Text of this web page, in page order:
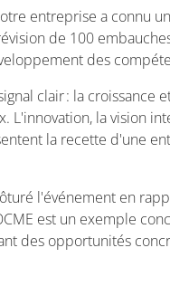
entreprise a connu
de 100
des
clair : la
la vision
la recette d'une
l'événement en
est un exemple
des opportunités